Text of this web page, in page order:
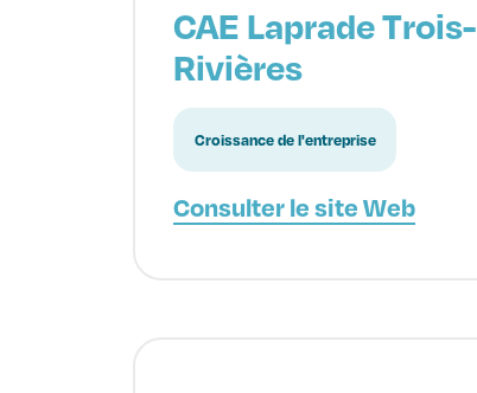
CAE Laprade Trois-
Rivières
Croissance de l'entreprise
Consulter le site Web